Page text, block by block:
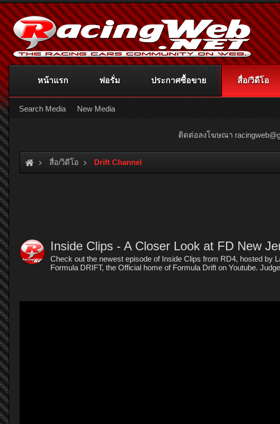
ติดต่อลงโฆษณา
สื่อ/วิดีโอ Drift Channel
Inside Clips - A Closer Look at FD New
Check out the newest episode of Inside Clips from RD4, hosted by
Formula DRIFT, the Official home of Formula Drift on Youtube.
หน้าแรก ฟอรั่ม ประกาศซื้อขาย สื่อ/วิดีโอ
Search Media New Media